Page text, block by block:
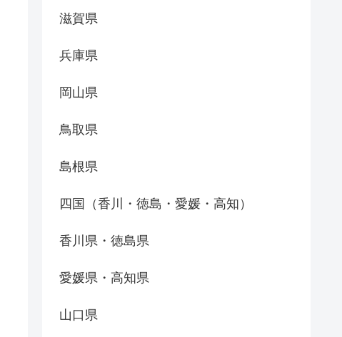
滋賀県
兵庫県
岡山県
鳥取県
島根県
四国（香川・徳島・愛媛・高知）
香川県・徳島県
愛媛県・高知県
山口県